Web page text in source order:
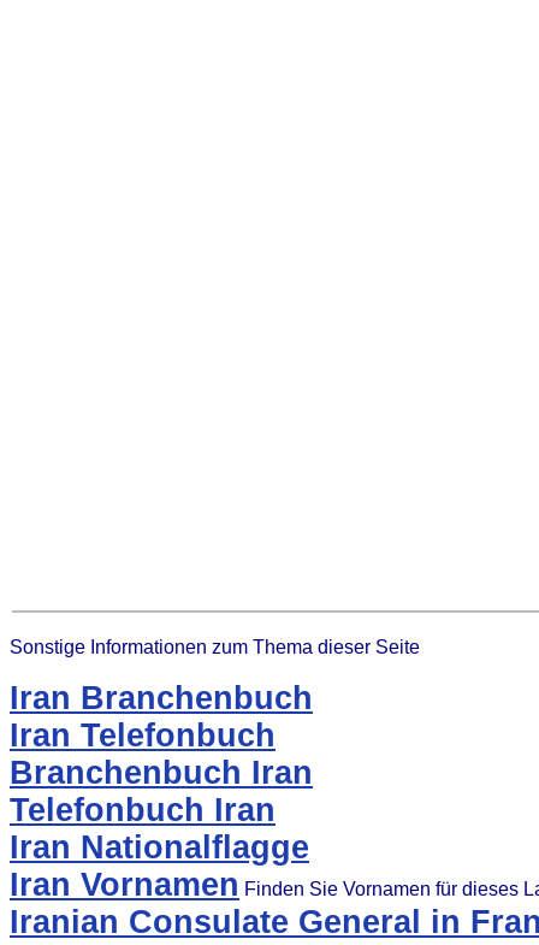
Sonstige Informationen zum Thema dieser Seite
Iran Branchenbuch
Iran Telefonbuch
Branchenbuch Iran
Telefonbuch Iran
Iran Nationalflagge
Iran Vornamen Finden Sie Vornamen für dieses
Iranian Consulate General in